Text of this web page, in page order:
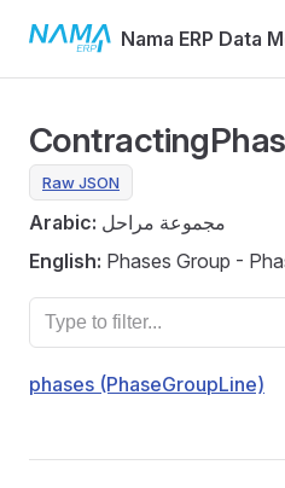
Skip to contentNama ERP Data
Raw JSON
Arabic: مجموعة مراحل
English: Phases Group -
phases (PhaseGroupLine)